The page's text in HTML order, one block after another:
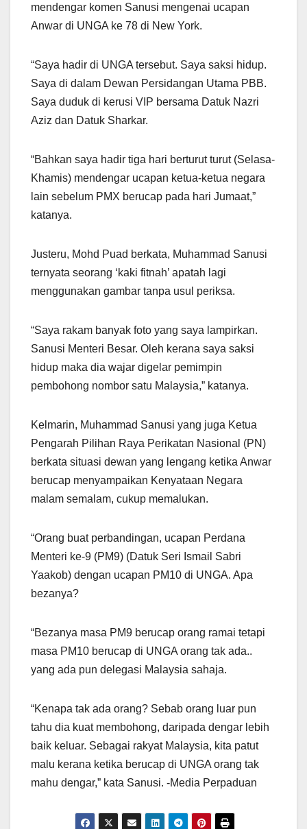
mendengar komen Sanusi mengenai ucapan
Anwar di UNGA ke 78 di New York.
“Saya hadir di UNGA tersebut. Saya saksi hidup.
Saya di dalam Dewan Persidangan Utama PBB.
Saya duduk di kerusi VIP bersama Datuk Nazri
Aziz dan Datuk Sharkar.
“Bahkan saya hadir tiga hari berturut turut (Selasa-
Khamis) mendengar ucapan ketua-ketua negara
lain sebelum PMX berucap pada hari Jumaat,”
katanya.
Justeru, Mohd Puad berkata, Muhammad Sanusi
ternyata seorang ‘kaki fitnah’ apatah lagi
menggunakan gambar tanpa usul periksa.
“Saya rakam banyak foto yang saya lampirkan.
Sanusi Menteri Besar. Oleh kerana saya saksi
hidup maka dia wajar digelar pemimpin
pembohong nombor satu Malaysia,” katanya.
Kelmarin, Muhammad Sanusi yang juga Ketua
Pengarah Pilihan Raya Perikatan Nasional (PN)
berkata situasi dewan yang lengang ketika Anwar
berucap menyampaikan Kenyataan Negara
malam semalam, cukup memalukan.
“Orang buat perbandingan, ucapan Perdana
Menteri ke-9 (PM9) (Datuk Seri Ismail Sabri
Yaakob) dengan ucapan PM10 di UNGA. Apa
bezanya?
“Bezanya masa PM9 berucap orang ramai tetapi
masa PM10 berucap di UNGA orang tak ada..
yang ada pun delegasi Malaysia sahaja.
“Kenapa tak ada orang? Sebab orang luar pun
tahu dia kuat membohong, daripada dengar lebih
baik keluar. Sebagai rakyat Malaysia, kita patut
malu kerana ketika berucap di UNGA orang tak
mahu dengar,” kata Sanusi. -Media Perpaduan